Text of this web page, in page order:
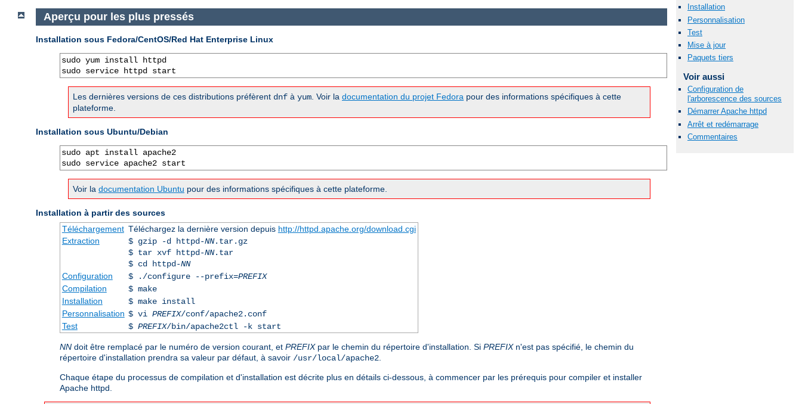
Installation
Personnalisation
Test
Mise à jour
Paquets tiers
Voir aussi
Configuration de
l'arborescence des sources
Démarrer Apache httpd
Arrêt et redémarrage
Commentaires
Aperçu pour les plus pressés
Installation sous Fedora/CentOS/Red Hat Enterprise Linux
sudo yum install httpd
sudo service httpd start
Les dernières versions de ces distributions préfèrent dnf à yum . Voir la documentation du projet Fedora pour des informations spécifiques à cette
plateforme.
Installation sous Ubuntu/Debian
sudo apt install apache2
sudo service apache2 start
Voir la documentation Ubuntu pour des informations spécifiques à cette plateforme.
Installation à partir des sources
Téléchargement Téléchargez la dernière version depuis http://httpd.apache.org/download.cgi
Extraction
$ gzip -d httpd-NN.tar.gz
$ tar xvf httpd-NN.tar
$ cd httpd-NN
Configuration
$ ./configure --prefix=PREFIX
Compilation
$ make
Installation
$ make install
Personnalisation $ vi PREFIX/conf/apache2.conf
Test
$ PREFIX/bin/apache2ctl -k start
NN doit être remplacé par le numéro de version courant, et PREFIXpar le chemin du répertoire d'installation. Si PREFIXn'est pas spécifié, le chemin du
répertoire d'installation prendra sa valeur par défaut, à savoir /usr/local/apache2
Chaque étape du processus de compilation et d'installation est décrite plus en détails ci-dessous, à commencer par les prérequis pour compiler et installer
Apache httpd.